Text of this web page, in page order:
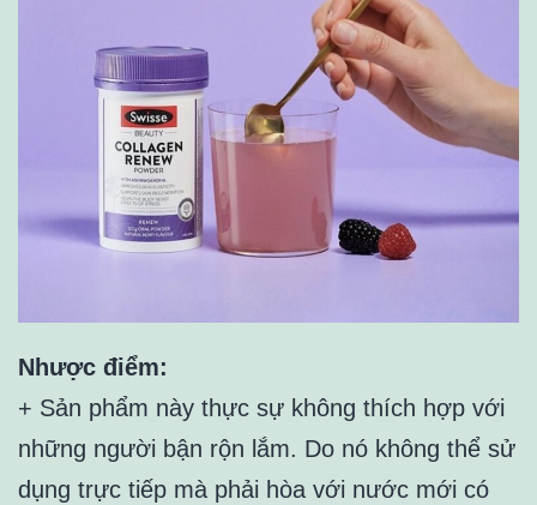
Nhược điểm:
+ Sản phẩm này thực sự không thích hợp với
những người bận rộn lắm. Do nó không thể sử
dụng trực tiếp mà phải hòa với nước mới có